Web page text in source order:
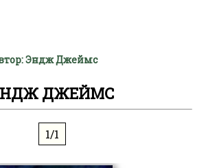
Эндж Джеймс
ДЖЕЙМС
1/1